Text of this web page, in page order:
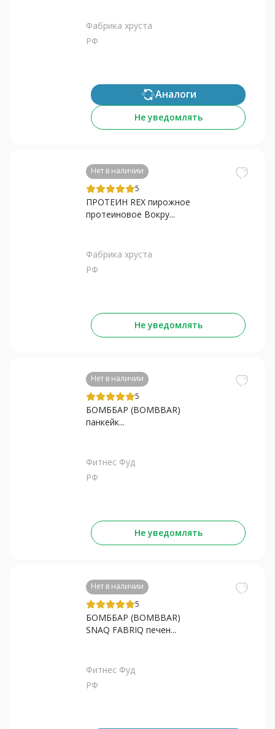
Фабрика хруста
РФ
Аналоги
Не уведомлять
Нет в наличии
5
ПРОТЕИН REX пирожное
протеиновое Вокру...
Фабрика хруста
РФ
Не уведомлять
Нет в наличии
5
БОМББАР (BOMBBAR)
панкейк...
Фитнес Фуд
РФ
Не уведомлять
Нет в наличии
5
БОМББАР (BOMBBAR)
SNAQ FABRIQ печен...
Фитнес Фуд
РФ